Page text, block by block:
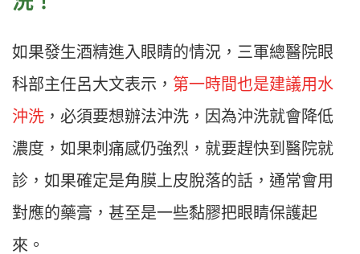
如果發生酒精進入眼睛的情況，三軍總醫院眼
科部主任呂大文表示， 第一時間也是建議用水
沖洗 ，必須要想辦法沖洗，因為沖洗就會降低
濃度，如果刺痛感仍強烈，就要趕快到醫院就
診，如果確定是角膜上皮脫落的話，通常會用
對應的藥膏，甚至是一些黏膠把眼睛保護起
來。